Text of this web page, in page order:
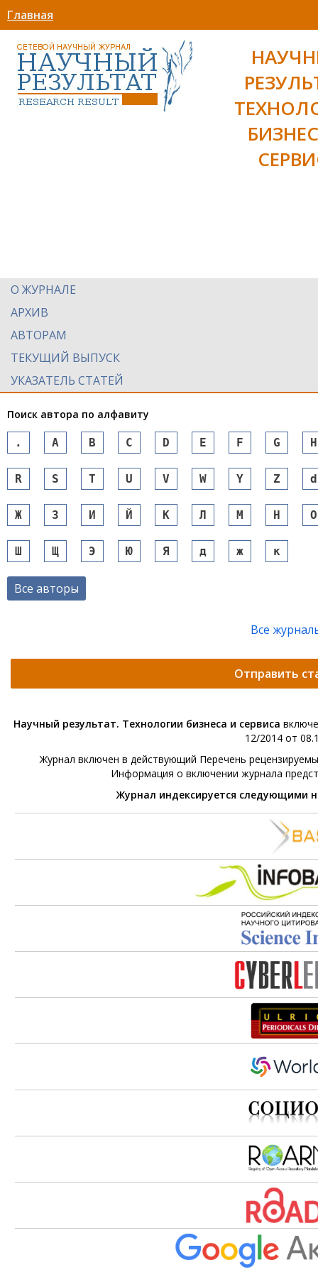
Главная
О ЖУРНАЛЕ
АРХИВ
АВТОРАМ
ТЕКУЩИЙ ВЫПУСК
УКАЗАТЕЛЬ СТАТЕЙ
Поиск автора по алфавиту
. A B C D E F G H
R S T U V W Y Z d
Ж З И Й К Л М Н О
Ш Щ Э Ю Я д ж к
Все авторы
Все
Отправить
Научный результат. Технологии бизнеса и сервиса
12/2014 от
Журнал включен в действующий Перечень
Информация о включении журнала
Журнал индексируется следующими